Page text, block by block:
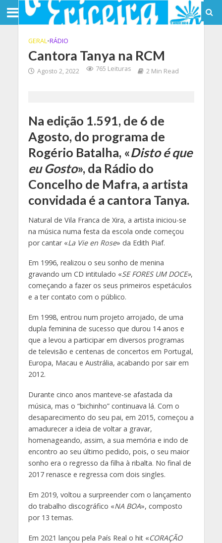
GERAL•RÁDIO
Cantora Tanya na RCM
Agosto 2, 2022 765 Leituras 2 Min Read
Na edição 1.591, de 6 de
Agosto, do programa de
Rogério Batalha, «Disto é que
eu Gosto», da Rádio do
Concelho de Mafra, a artista
convidada é a cantora Tanya.
Natural de Vila Franca de Xira, a artista iniciou-se
na música numa festa da escola onde começou
por cantar «La Vie en Rose» da Edith Piaf.
Em 1996, realizou o seu sonho de menina
gravando um CD intitulado «SE FORES UM DOCE»,
começando a fazer os seus primeiros espetáculos
e a ter contato com o público.
Em 1998, entrou num projeto arrojado, de uma
dupla feminina de sucesso que durou 14 anos e
que a levou a participar em diversos programas
de televisão e centenas de concertos em Portugal,
Europa, Macau e Austrália, acabando por sair em
2012.
Durante cinco anos manteve-se afastada da
música, mas o “bichinho” continuava lá. Com o
desaparecimento do seu pai, em 2015, começou a
amadurecer a ideia de voltar a gravar,
homenageando, assim, a sua memória e indo de
encontro ao seu último pedido, pois, o seu maior
sonho era o regresso da filha à ribalta. No final de
2017 renasce e regressa com dois singles.
Em 2019, voltou a surpreender com o lançamento
do trabalho discográfico «NA BOA», composto
por 13 temas.
Em 2021 lançou pela País Real o hit «CORAÇÃO